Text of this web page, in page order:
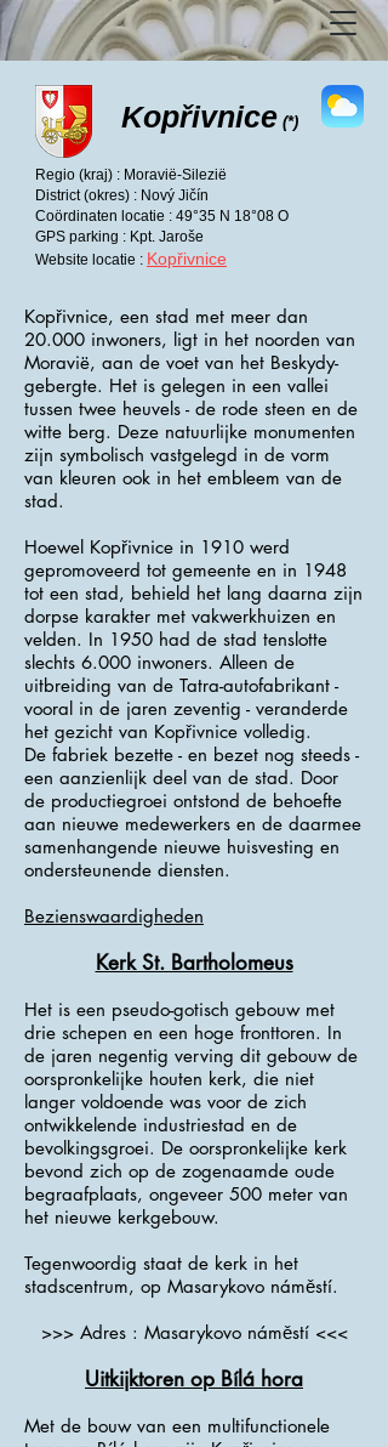
Kopřivnice(*)
Regio (kraj) : Moravië-Silezië
District (okres) : Nový Jičín
Coördinaten locatie : 49°35 N 18°08 O
GPS parking : Kpt. Jaroše
Website locatie : Kopřivnice
Kopřivnice, een stad met meer dan
20.000 inwoners, ligt in het noorden van
Moravië, aan de voet van het Beskydy-
gebergte. Het is gelegen in een vallei
tussen twee heuvels - de rode steen en de
witte berg. Deze natuurlijke monumenten
zijn symbolisch vastgelegd in de vorm
van kleuren ook in het embleem van de
stad.
Hoewel Kopřivnice in 1910 werd
gepromoveerd tot gemeente en in 1948
tot een stad, behield het lang daarna zijn
dorpse karakter met vakwerkhuizen en
velden. In 1950 had de stad tenslotte
slechts 6.000 inwoners. Alleen de
uitbreiding van de Tatra-autofabrikant -
vooral in de jaren zeventig - veranderde
het gezicht van Kopřivnice volledig.
De fabriek bezette - en bezet nog steeds -
een aanzienlijk deel van de stad. Door
de productiegroei ontstond de behoefte
aan nieuwe medewerkers en de daarmee
samenhangende nieuwe huisvesting en
ondersteunende diensten.
Bezienswaardigheden
Kerk St. Bartholomeus
Het is een pseudo-gotisch gebouw met
drie schepen en een hoge fronttoren. In
de jaren negentig verving dit gebouw de
oorspronkelijke houten kerk, die niet
langer voldoende was voor de zich
ontwikkelende industriestad en de
bevolkingsgroei. De oorspronkelijke kerk
bevond zich op de zogenaamde oude
begraafplaats, ongeveer 500 meter van
het nieuwe kerkgebouw.
Tegenwoordig staat de kerk in het
stadscentrum, op Masarykovo náměstí.
>>> Adres : Masarykovo náměstí <<<
Uitkijktoren op Bílá hora
Met de bouw van een multifunctionele